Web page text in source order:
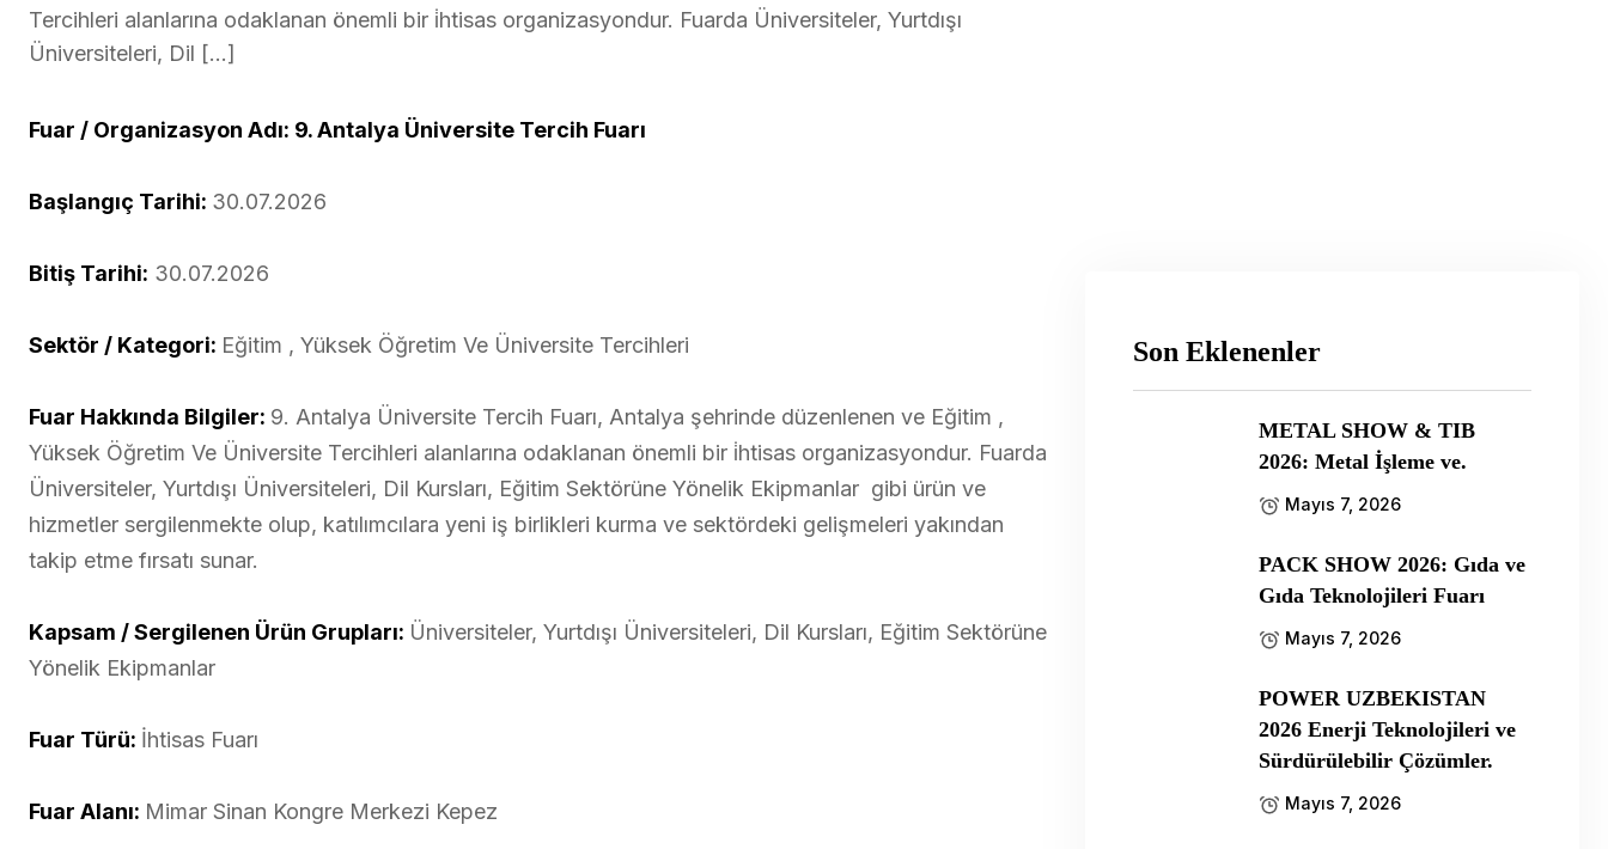
Tercihleri alanlarına odaklanan önemli bir i̇htisas organizasyondur. Fuarda Üniversiteler, Yurtdışı
Üniversiteleri, Dil […]
Fuar / Organizasyon Adı: 9. Antalya Üniversite Tercih Fuarı
Başlangıç Tarihi: 30.07.2026
Bitiş Tarihi: 30.07.2026
Sektör / Kategori: Eğitim , Yüksek Öğretim Ve Üniversite Tercihleri
Fuar Hakkında Bilgiler: 9. Antalya Üniversite Tercih Fuarı, Antalya şehrinde düzenlenen ve Eğitim ,
Yüksek Öğretim Ve Üniversite Tercihleri alanlarına odaklanan önemli bir i̇htisas organizasyondur. Fuarda
Üniversiteler, Yurtdışı Üniversiteleri, Dil Kursları, Eğitim Sektörüne Yönelik Ekipmanlar gibi ürün ve
hizmetler sergilenmekte olup, katılımcılara yeni iş birlikleri kurma ve sektördeki gelişmeleri yakından
takip etme fırsatı sunar.
Kapsam / Sergilenen Ürün Grupları: Üniversiteler, Yurtdışı Üniversiteleri, Dil Kursları, Eğitim Sektörüne
Yönelik Ekipmanlar
Fuar Türü: İhtisas Fuarı
Fuar Alanı: Mimar Sinan Kongre Merkezi Kepez
Son Eklenenler
METAL SHOW & TIB
2026: Metal İşleme ve.
Mayıs 7, 2026
PACK SHOW 2026: Gıda ve
Gıda Teknolojileri Fuarı
Mayıs 7, 2026
POWER UZBEKISTAN
2026 Enerji Teknolojileri ve
Sürdürülebilir Çözümler.
Mayıs 7, 2026